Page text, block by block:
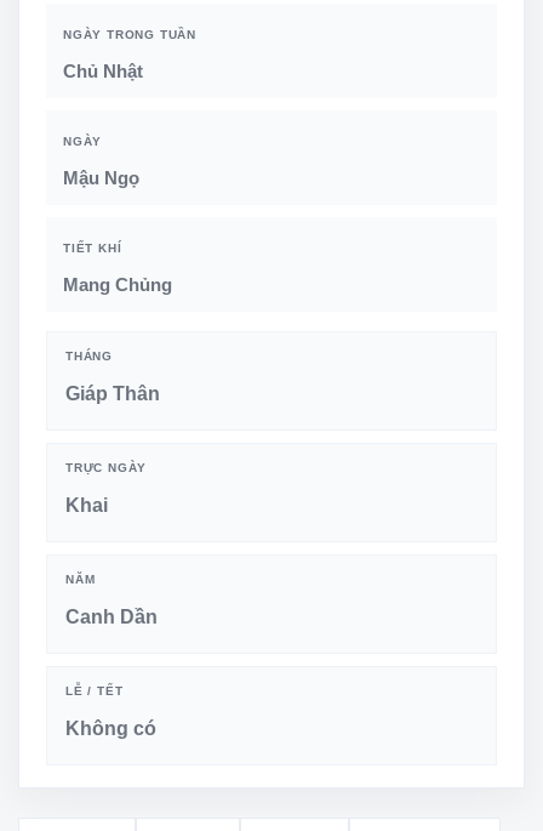
NGÀY TRONG TUẦN
Chủ Nhật
NGÀY
Mậu Ngọ
TIẾT KHÍ
Mang Chủng
THÁNG
Giáp Thân
TRỰC NGÀY
Khai
NĂM
Canh Dần
LỄ / TẾT
Không có